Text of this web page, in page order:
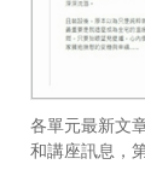
各單元最新文
和講座訊息，